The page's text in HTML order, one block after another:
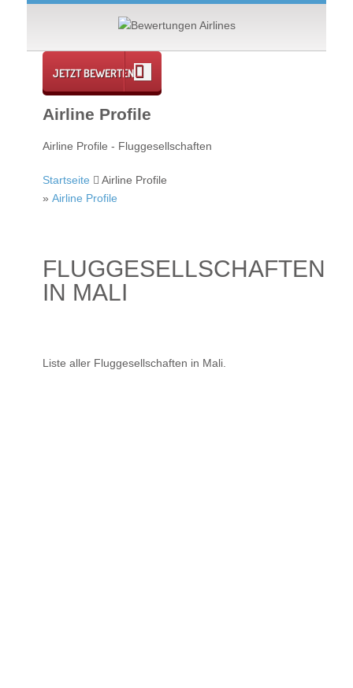
JETZT BEWERTEN
Airline Profile
Airline Profile - Fluggesellschaften
Startseite
Airline Profile
» Airline Profile
FLUGGESELLSCHAFTEN
IN MALI
Liste aller Fluggesellschaften in Mali.